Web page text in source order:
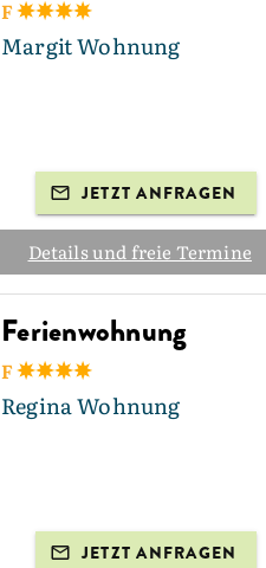
F
Margit Wohnung
JETZT ANFRAGEN
Details und freie Termine
Ferienwohnung
F
Regina Wohnung
JETZT ANFRAGEN